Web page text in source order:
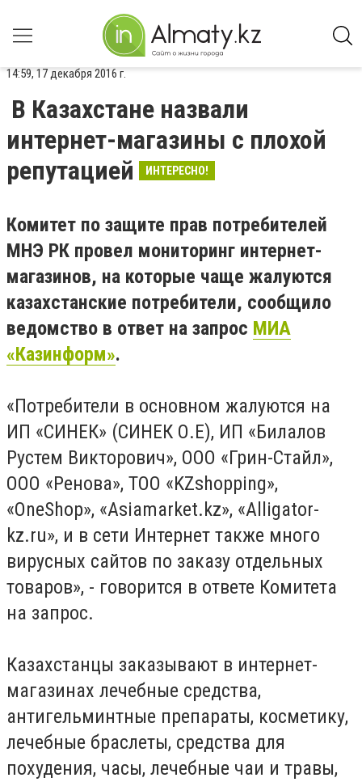
14:59, 17 декабря 2016 г.
В Казахстане назвали
интернет-магазины с плохой
репутацией
ИНТЕРЕСНО!
Комитет по защите прав потребителей
МНЭ РК провел мониторинг интернет-
магазинов, на которые чаще жалуются
казахстанские потребители, сообщило
ведомство в ответ на запрос МИА
«Казинформ».
«Потребители в основном жалуются на
ИП «СИНЕК» (СИНЕК О.Е), ИП «Билалов
Рустем Викторович», ООО «Грин-Стайл»,
ООО «Ренова», ТОО «KZshopping»,
«OneShop», «Asiamarket.kz», «Alligator-
kz.ru», и в сети Интернет также много
вирусных сайтов по заказу отдельных
товаров», - говорится в ответе Комитета
на запрос.
Казахстанцы заказывают в интернет-
магазинах лечебные средства,
антигельминтные препараты, косметику,
лечебные браслеты, средства для
похудения, часы, лечебные чаи и травы,